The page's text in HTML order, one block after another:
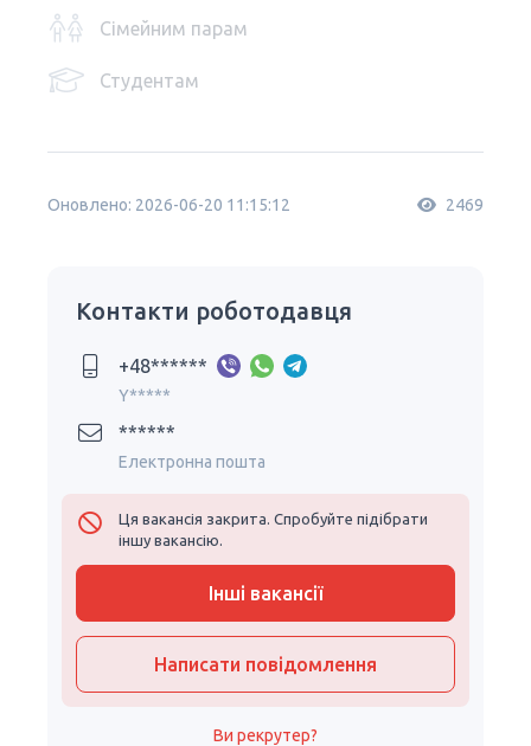
Сімейним парам
Студентам
Оновлено: 2026-06-20 11:15:12 2469
Контакти роботодавця
+48******
Y*****
******
Електронна пошта
Ця вакансія закрита. Спробуйте підібрати
іншу вакансію.
Інші вакансії
Написати повідомлення
Ви рекрутер?